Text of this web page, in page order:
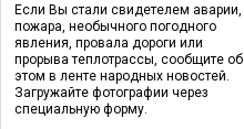
Если Вы стали свидетелем аварии,
пожара, необычного погодного
явления, провала дороги или
прорыва теплотрассы, сообщите об
этом в ленте народных новостей.
Загружайте фотографии через
специальную форму.